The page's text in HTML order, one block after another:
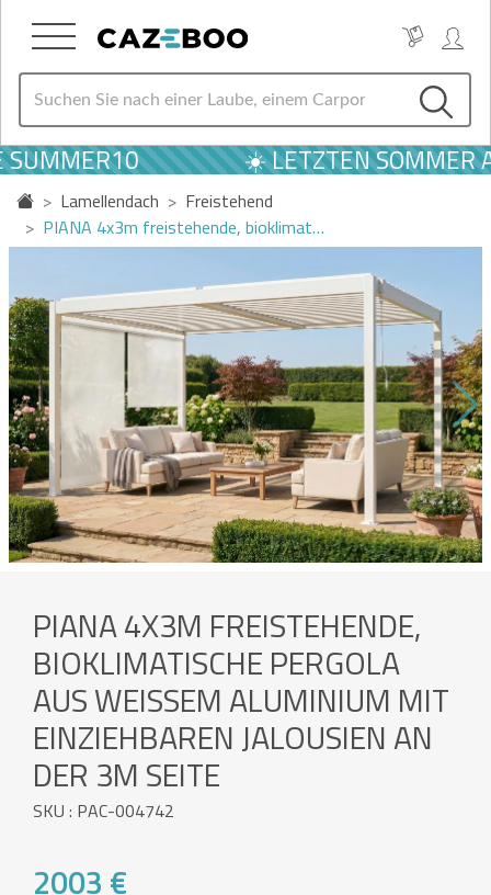
☀️ LETZTEN SOMMER
Lamellendach
Freistehend
PIANA 4x3m freistehende, bioklimat…
PIANA 4X3M FREISTEHENDE,
BIOKLIMATISCHE PERGOLA
AUS WEISSEM ALUMINIUM MIT E
INZIEHBAREN JALOUSIEN AN D
ER 3M SEITE
SKU : PAC-004742
2003 €